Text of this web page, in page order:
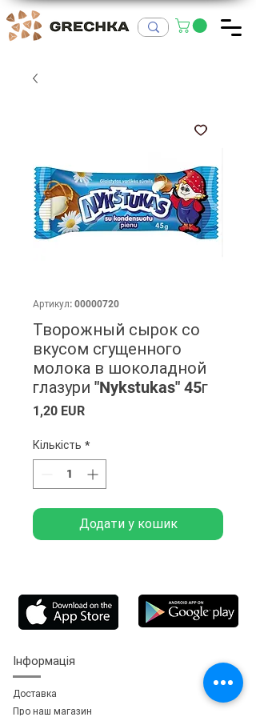
Артикул: 00000720
Творожный сырок со
вкусом сгущенного
молока в шоколадной
глазури "Nykstukas" 45г
1,20 EURЦіна
Кількість *
Додати у кошик
Інформація
Доставка
Про наш магазин